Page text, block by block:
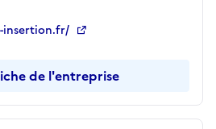
insertion.fr/
de l'entreprise